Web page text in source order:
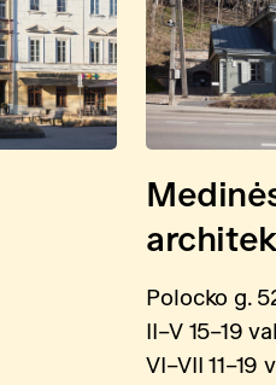
Polocko g.
II–V 15–19
VI–VII 11–19